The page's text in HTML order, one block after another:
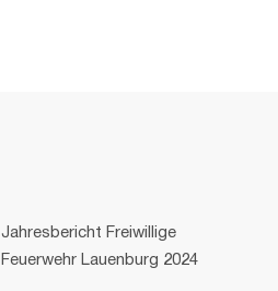
Jahresbericht Freiwillige
Feuerwehr Lauenburg 2024